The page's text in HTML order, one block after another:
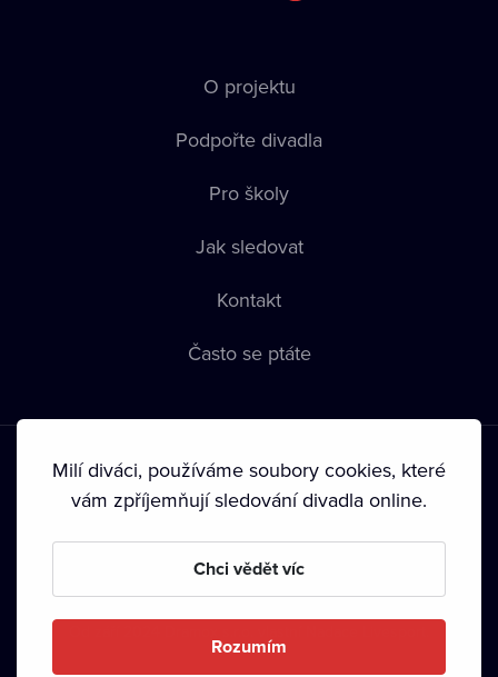
O projektu
Podpořte divadla
Pro školy
Jak sledovat
Kontakt
Často se ptáte
Podmínky používání • Ochrana soukromí • Zásady používání
• Autorská práva•
Milí diváci, používáme soubory cookies, které
vám zpříjemňují sledování divadla online.
Chci vědět víc
Rozumím